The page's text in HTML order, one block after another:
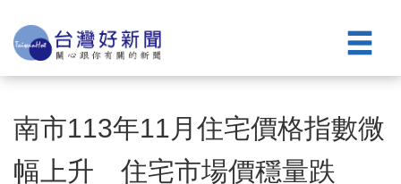
南市113年11月住宅價格指數微
幅上升 住宅市場價穩量跌